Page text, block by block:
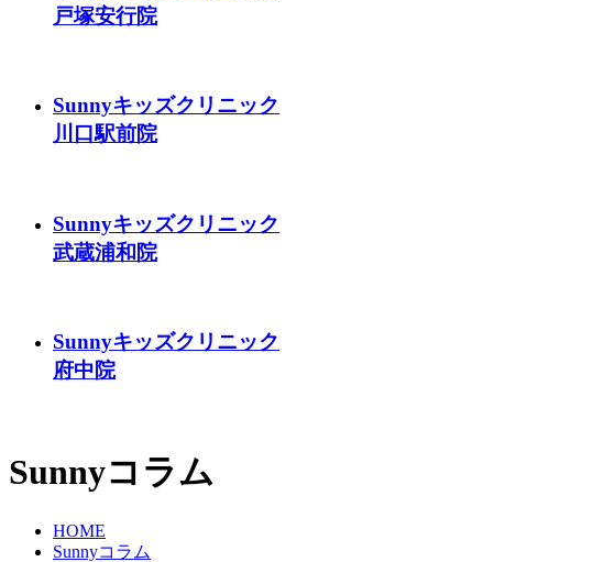
戸塚安行院
Sunnyキッズクリニック
川口駅前院
Sunnyキッズクリニック
武蔵浦和院
Sunnyキッズクリニック
府中院
Sunnyコラム
HOME
Sunnyコラム